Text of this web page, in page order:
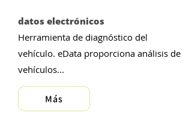
datos electrónicos
Herramienta de diagnóstico del
vehículo. eData proporciona análisis de
vehículos...
Más